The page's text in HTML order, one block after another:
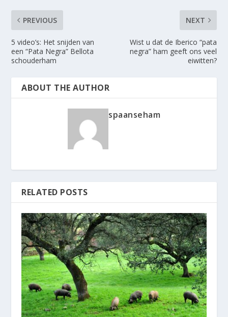
PREVIOUS
5 video’s: Het snijden van
een “Pata Negra” Bellota
schouderham
NEXT
Wist u dat de Iberico “pata
negra” ham geeft ons veel
eiwitten?
ABOUT THE AUTHOR
spaanseham
RELATED POSTS